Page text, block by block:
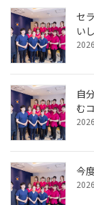
セ
い
自
む
今